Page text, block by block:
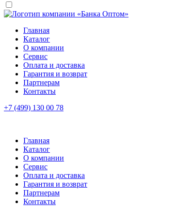
Главная
Каталог
О компании
Сервис
Оплата и доставка
Гарантия и возврат
Партнерам
Контакты
+7 (499) 130 00 78
Главная
Каталог
О компании
Сервис
Оплата и доставка
Гарантия и возврат
Партнерам
Контакты